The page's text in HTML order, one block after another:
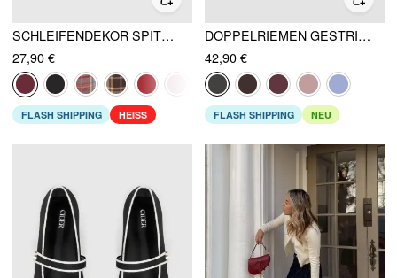
SCHLEIFENDEKOR SPITZBALLERINA MARY JANE FLATS
27,90 €
FLASH SHIPPING HEISS
DOPPELRIEMEN GESTRICKTE MARY JANE FLATS
42,90 €
FLASH SHIPPING NEU